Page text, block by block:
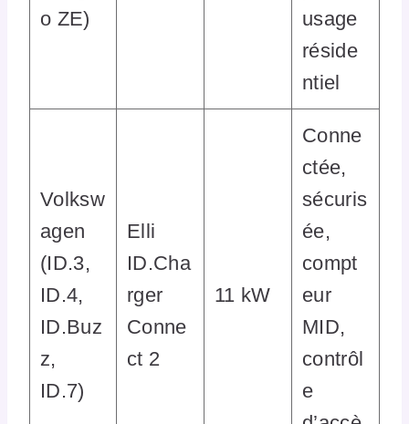
o ZE)
usage
réside
ntiel
Volksw
agen
(ID.3,
ID.4,
ID.Buz
z,
ID.7)
Elli
ID.Cha
rger
Conne
ct 2
11 kW
Conne
ctée,
sécuris
ée,
compt
eur
MID,
contrôl
e